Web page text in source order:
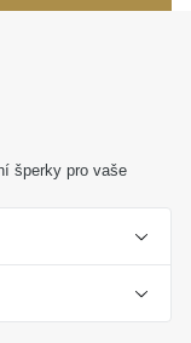
hluboce osobní
šperky pro vaše